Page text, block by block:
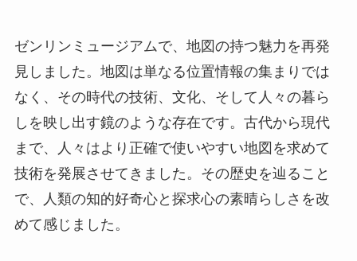
ゼンリンミュージアムで、地図の持つ魅力を再発
見しました。地図は単なる位置情報の集まりでは
なく、その時代の技術、文化、そして人々の暮ら
しを映し出す鏡のような存在です。古代から現代
まで、人々はより正確で使いやすい地図を求めて
技術を発展させてきました。その歴史を辿ること
で、人類の知的好奇心と探求心の素晴らしさを改
めて感じました。